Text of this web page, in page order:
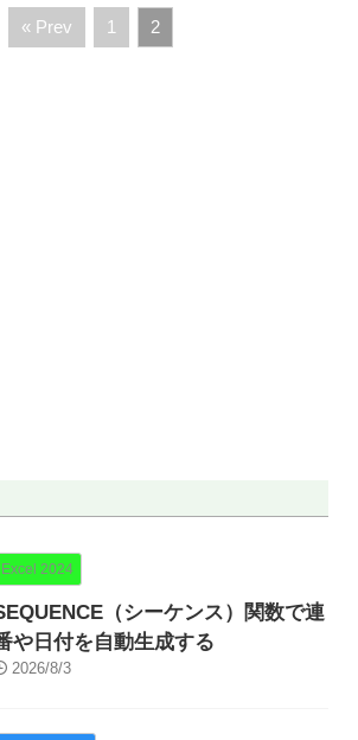
« Prev 1 2
Excel 2024
（シーケンス）関数で連
や日付を自動生成する
2026/8/3